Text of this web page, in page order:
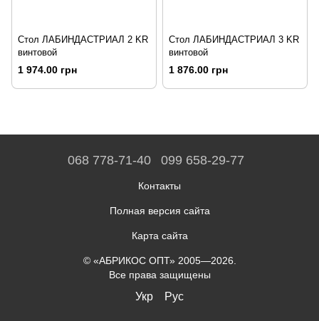
Стол ЛАБИНДАСТРИАЛ 2 KR
винтовой
1 974.00 грн
Стол ЛАБИНДАСТРИАЛ 3 KR
винтовой
1 876.00 грн
068 778-71-40 099 658-29-77
Контакты
Полная версия сайта
Карта сайта
© «АБРИКОС ОПТ» 2005—2026.
Все права защищены
Укр Рус